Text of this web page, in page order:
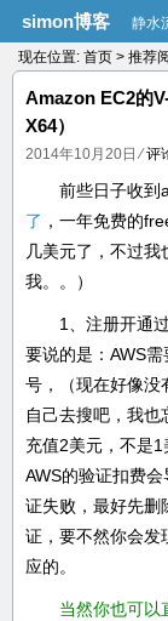
simon博客 静水
现在位置: 首页 > 推荐
Amazon EC2的
X64）
2014年10月20日 ⁄评
前些日子收到
了 ，一年免费的
几美元了，不过
我。。）
1、注册开通
要说的是：AWS
号，（现在好像没
自己去搜吧，我
充值2美元，不是
AWS的验证扣费
证失败，最好先删
证，要不然你会发
应的。
当然你也可以